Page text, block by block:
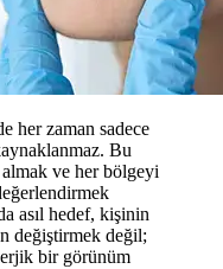
her zaman sadece
Bu
ve her bölgeyi
asıl hedef, kişinin
değiştirmek değil;
bir görünüm